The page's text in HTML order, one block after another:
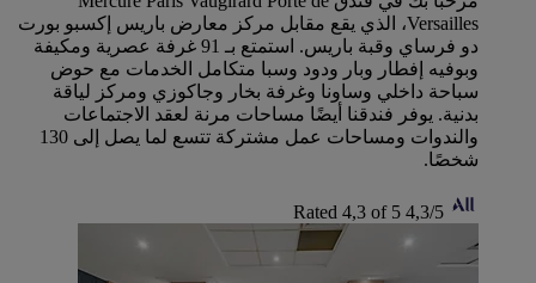
Versailles، الذي يقع مقابل مركز معارض باريس إكسبو بورت
دو فرساي وقبة باريس‬. استمتع بـ 91 غرفة عصرية ومكيفة
وبوفيه إفطار وبار ودود وسبا متكامل الخدمات مع حوض
سباحة داخلي وساونا وغرفة بخار وجاكوزي ومركز لياقة
بدنية. يوفر فندقنا أيضًا مساحات مرنة لعقد الاجتماعات
والندوات ومساحات عمل مشتركة تتسع لما يصل إلى 130
شخصًا.
4,3/5
Rated 4,3 of 5